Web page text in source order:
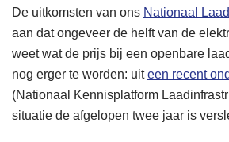
De uitkomsten van ons Nationaal
aan dat ongeveer de helft van de
weet wat de prijs bij een openbare
nog erger te worden: uiteen recent
(Nationaal Kennisplatform
situatie de afgelopen twee jaar is